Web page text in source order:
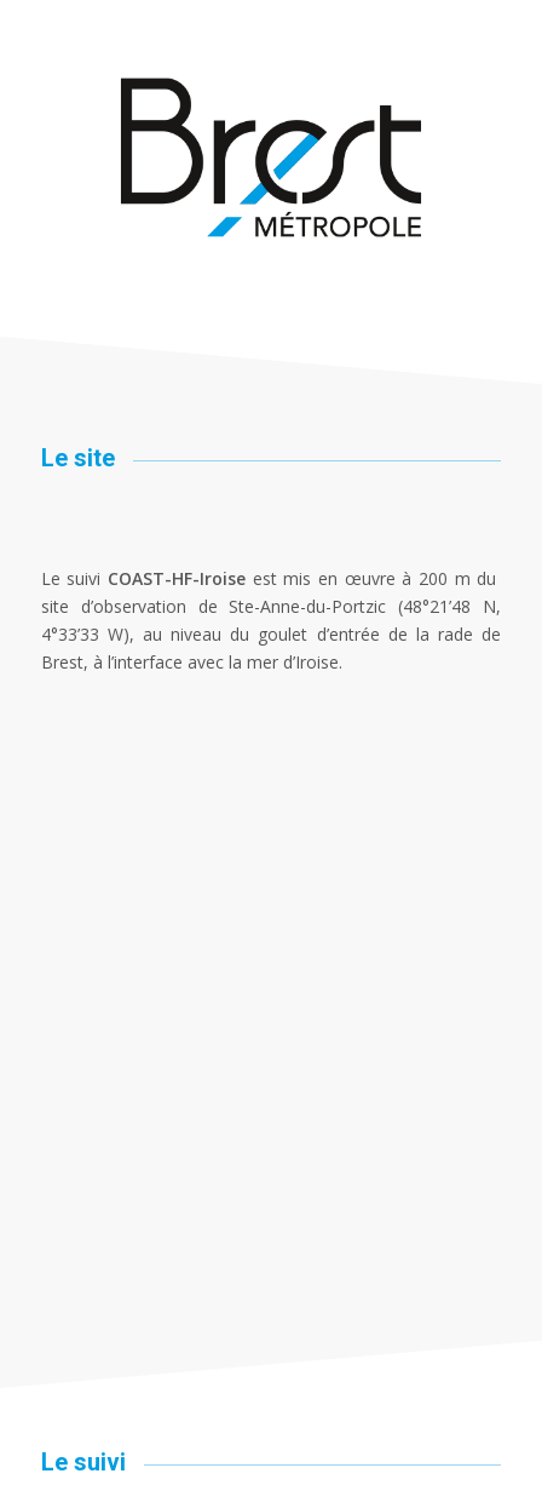
Le site
Le suivi COAST-HF-Iroiseest mis en œuvre à 200 m du
site d’observation de Ste-Anne-du-Portzic (48°21’48 N,
4°33’33 W), au niveau du goulet d’entrée de la rade de
Brest, à l’interface avec la mer d’Iroise.
Le suivi